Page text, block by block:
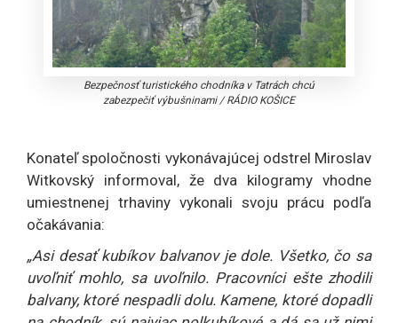
Bezpečnosť turistického chodníka v Tatrách chcú
zabezpečiť výbušninami/RÁDIO KOŠICE
Konateľ spoločnosti vykonávajúcej odstrel Miroslav
Witkovský informoval, že dva kilogramy vhodne
umiestnenej trhaviny vykonali svoju prácu podľa
očakávania:
„Asi desať kubíkov balvanov je dole. Všetko, čo sa
uvoľniť mohlo, sa uvoľnilo. Pracovníci ešte zhodili
balvany, ktoré nespadli dolu. Kamene, ktoré dopadli